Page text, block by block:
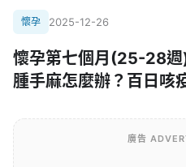
懷孕 2025-12-26
懷孕第七個月(25-28週
腫手麻怎麼辦？百日咳
廣告